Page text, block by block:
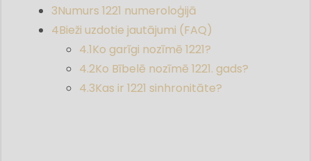
3Numurs 1221 numeroloģijā
4Bieži uzdotie jautājumi (FAQ)
4.1Ko garīgi nozīmē 1221?
4.2Ko Bībelē nozīmē 1221. gads?
4.3Kas ir 1221 sinhronitāte?